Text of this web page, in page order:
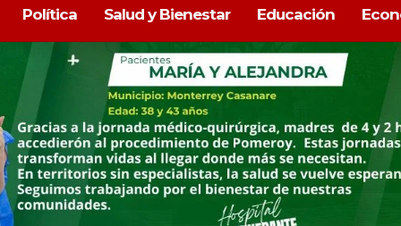
Política Salud y Bienestar Educación